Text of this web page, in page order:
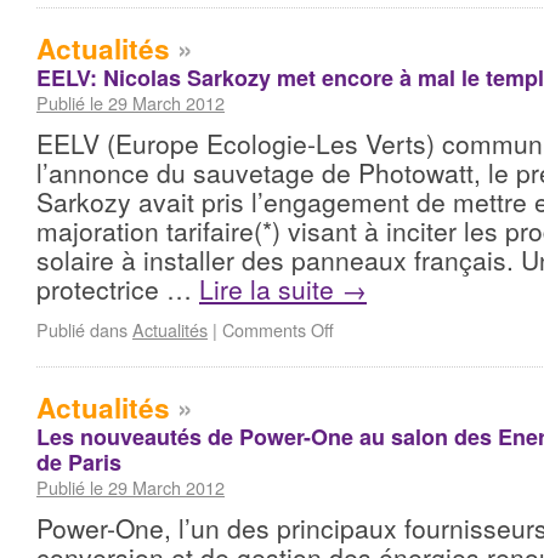
Actualités »
EELV: Nicolas Sarkozy met encore à mal le
Publié le 29 March 2012
EELV (Europe Ecologie-Les Verts)
l’annonce du sauvetage de Photowatt, le
Sarkozy avait pris l’engagement de mettre
majoration tarifaire(*) visant à inciter les
solaire à installer des panneaux français.
protectrice … Lire la suite →
Publié dansActualités | Comments Off
Actualités »
Les nouveautés de Power-One au salon des
de Paris
Publié le 29 March 2012
Power-One, l’un des principaux